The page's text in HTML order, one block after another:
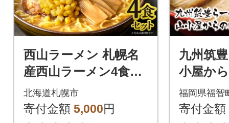
西山ラーメン 札幌名
産西山ラーメン4食セ
ット_hs040-009
北海道札幌市
寄付金額 5,000円
九州筑
小屋か
骨ラー
福岡県福智
寄付金額